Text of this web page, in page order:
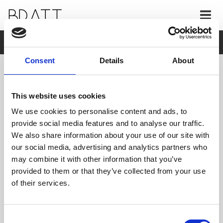
Consent Details About
This website uses cookies
We use cookies to personalise content and ads, to
provide social media features and to analyse our traffic.
We also share information about your use of our site with
our social media, advertising and analytics partners who
may combine it with other information that you’ve
provided to them or that they’ve collected from your use
of their services.
AKTUELLT